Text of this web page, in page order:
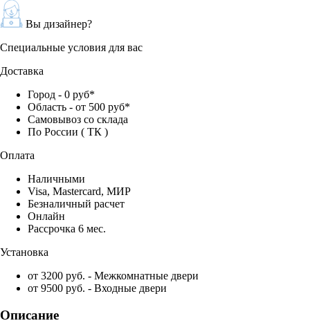
Вы дизайнер?
Специальные условия для вас
Доставка
Город - 0 руб*
Область - от 500 руб*
Самовывоз со склада
По России ( ТК )
Оплата
Наличными
Visa, Mastercard, МИР
Безналичный расчет
Онлайн
Рассрочка 6 мес.
Установка
от 3200 руб. - Межкомнатные двери
от 9500 руб. - Входные двери
Описание